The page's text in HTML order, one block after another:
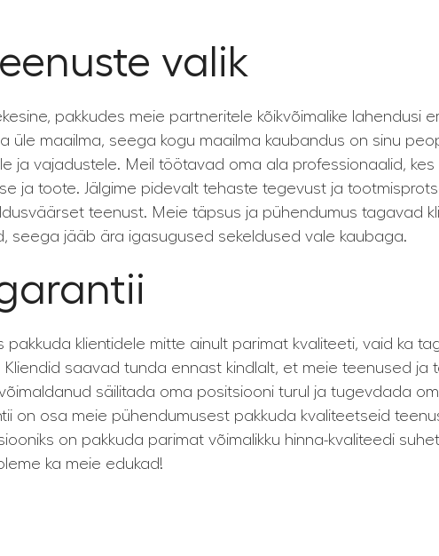
valik
pakkudes meie partneritele kõikvõimalike lahendusi
üle maailma, seega kogu maailma kaubandus on sinu
ja vajadustele. Meil töötavad oma ala professionaalid,
ja toote. Jälgime pidevalt tehaste tegevust ja
teenust. Meie täpsus ja pühendumus tagavad
seega jääb ära igasugused sekeldused vale kaubaga.
pakkuda klientidele mitte ainult parimat kvaliteeti, vaid ka
saavad tunda ennast kindlalt, et meie teenused ja
säilitada oma positsiooni turul ja tugevdada
on osa meie pühendumusest pakkuda kvaliteetseid
on pakkuda parimat võimalikku hinna-kvaliteedi
ka meie edukad!